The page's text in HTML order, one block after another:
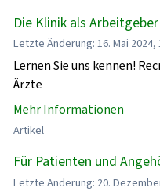
Die Klinik als
Letzte Änderung: 16. Mai 2024,
Lernen Sie uns kennen!
Ärzte
Mehr Informationen
Artikel
Für Patienten und
Letzte Änderung: 20.